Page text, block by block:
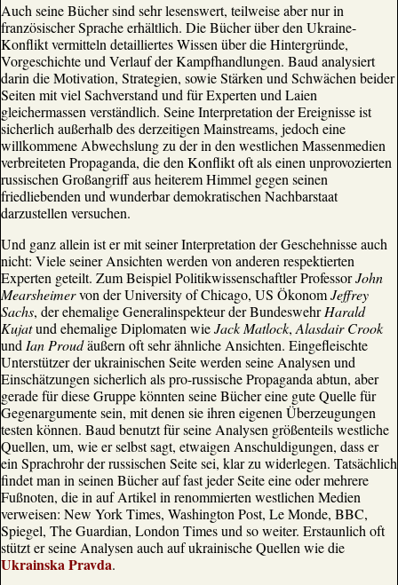
Auch seine Bücher sind sehr lesenswert, teilweise aber nur in
französischer Sprache erhältlich. Die Bücher über den Ukraine-
Konflikt vermitteln detailliertes Wissen über die Hintergründe,
Vorgeschichte und Verlauf der Kampfhandlungen. Baud analysiert
darin die Motivation, Strategien, sowie Stärken und Schwächen beider
Seiten mit viel Sachverstand und für Experten und Laien
gleichermassen verständlich. Seine Interpretation der Ereignisse ist
sicherlich außerhalb des derzeitigen Mainstreams, jedoch eine
willkommene Abwechslung zu der in den westlichen Massenmedien
verbreiteten Propaganda, die den Konflikt oft als einen unprovozierten
russischen Großangriff aus heiterem Himmel gegen seinen
friedliebenden und wunderbar demokratischen Nachbarstaat
darzustellen versuchen.
Und ganz allein ist er mit seiner Interpretation der Geschehnisse auch
nicht: Viele seiner Ansichten werden von anderen respektierten
Experten geteilt. Zum Beispiel Politikwissenschaftler ProfessorJohn
Mearsheimervon der University of Chicago, US ÖkonomJeffrey
Sachs, der ehemalige Generalinspekteur der BundeswehrHarald
Kujatund ehemalige Diplomaten wieJack Matlock, Alasdair Crook
und Ian Proudäußern oft sehr ähnliche Ansichten. Eingefleischte
Unterstützer der ukrainischen Seite werden seine Analysen und
Einschätzungen sicherlich als pro-russische Propaganda abtun, aber
gerade für diese Gruppe könnten seine Bücher eine gute Quelle für
Gegenargumente sein, mit denen sie ihren eigenen Überzeugungen
testen können. Baud benutzt für seine Analysen größenteils westliche
Quellen, um, wie er selbst sagt, etwaigen Anschuldigungen, dass er
ein Sprachrohr der russischen Seite sei, klar zu widerlegen. Tatsächlich
findet man in seinen Bücher auf fast jeder Seite eine oder mehrere
Fußnoten, die in auf Artikel in renommierten westlichen Medien
verweisen: New York Times, Washington Post, Le Monde, BBC,
Spiegel, The Guardian, London Times und so weiter. Erstaunlich oft
stützt er seine Analysen auch auf ukrainische Quellen wie die
Ukrainska Pravda.